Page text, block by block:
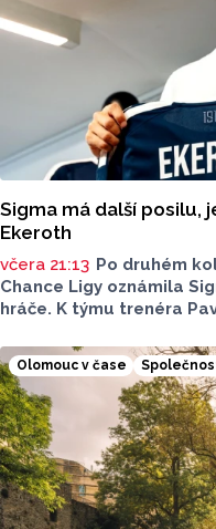
Sigma má další posilu,
Ekeroth
včera 21:13 Po druhém
Chance Ligy oznámila
hráče. K týmu trenéra
z norského HamKamu.
o tom, na jak dlouho
neinformovala.
Olomouc v čase